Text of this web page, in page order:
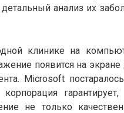
анализ их
клинике на
появится на экране
Microsoft
не только